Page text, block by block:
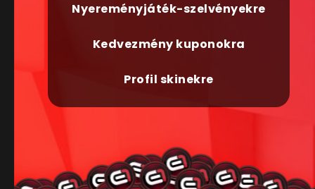
Nyereményjáték-szelvényekre
Kedvezmény kuponokra
Profil skinekre